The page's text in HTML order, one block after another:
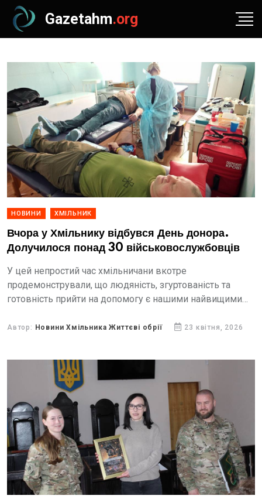
Gazetahm.org
НОВИНИ ХМІЛЬНИК
Вчора у Хмільнику відбувся День донора.
Долучилося понад 30 військовослужбовців
У цей непростий час хмільничани вкотре
продемонстрували, що людяність, згуртованість та
готовність прийти на допомогу є нашими найвищими
Автор: Новини Хмільника Життєві обрії 23 квітня, 2026